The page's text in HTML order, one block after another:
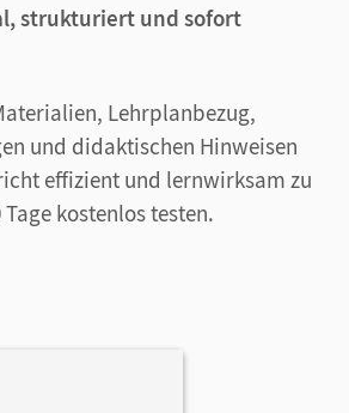
strukturiert und sofort
Lehrplanbezug,
und didaktischen Hinweisen
effizient und lernwirksam zu
kostenlos testen.